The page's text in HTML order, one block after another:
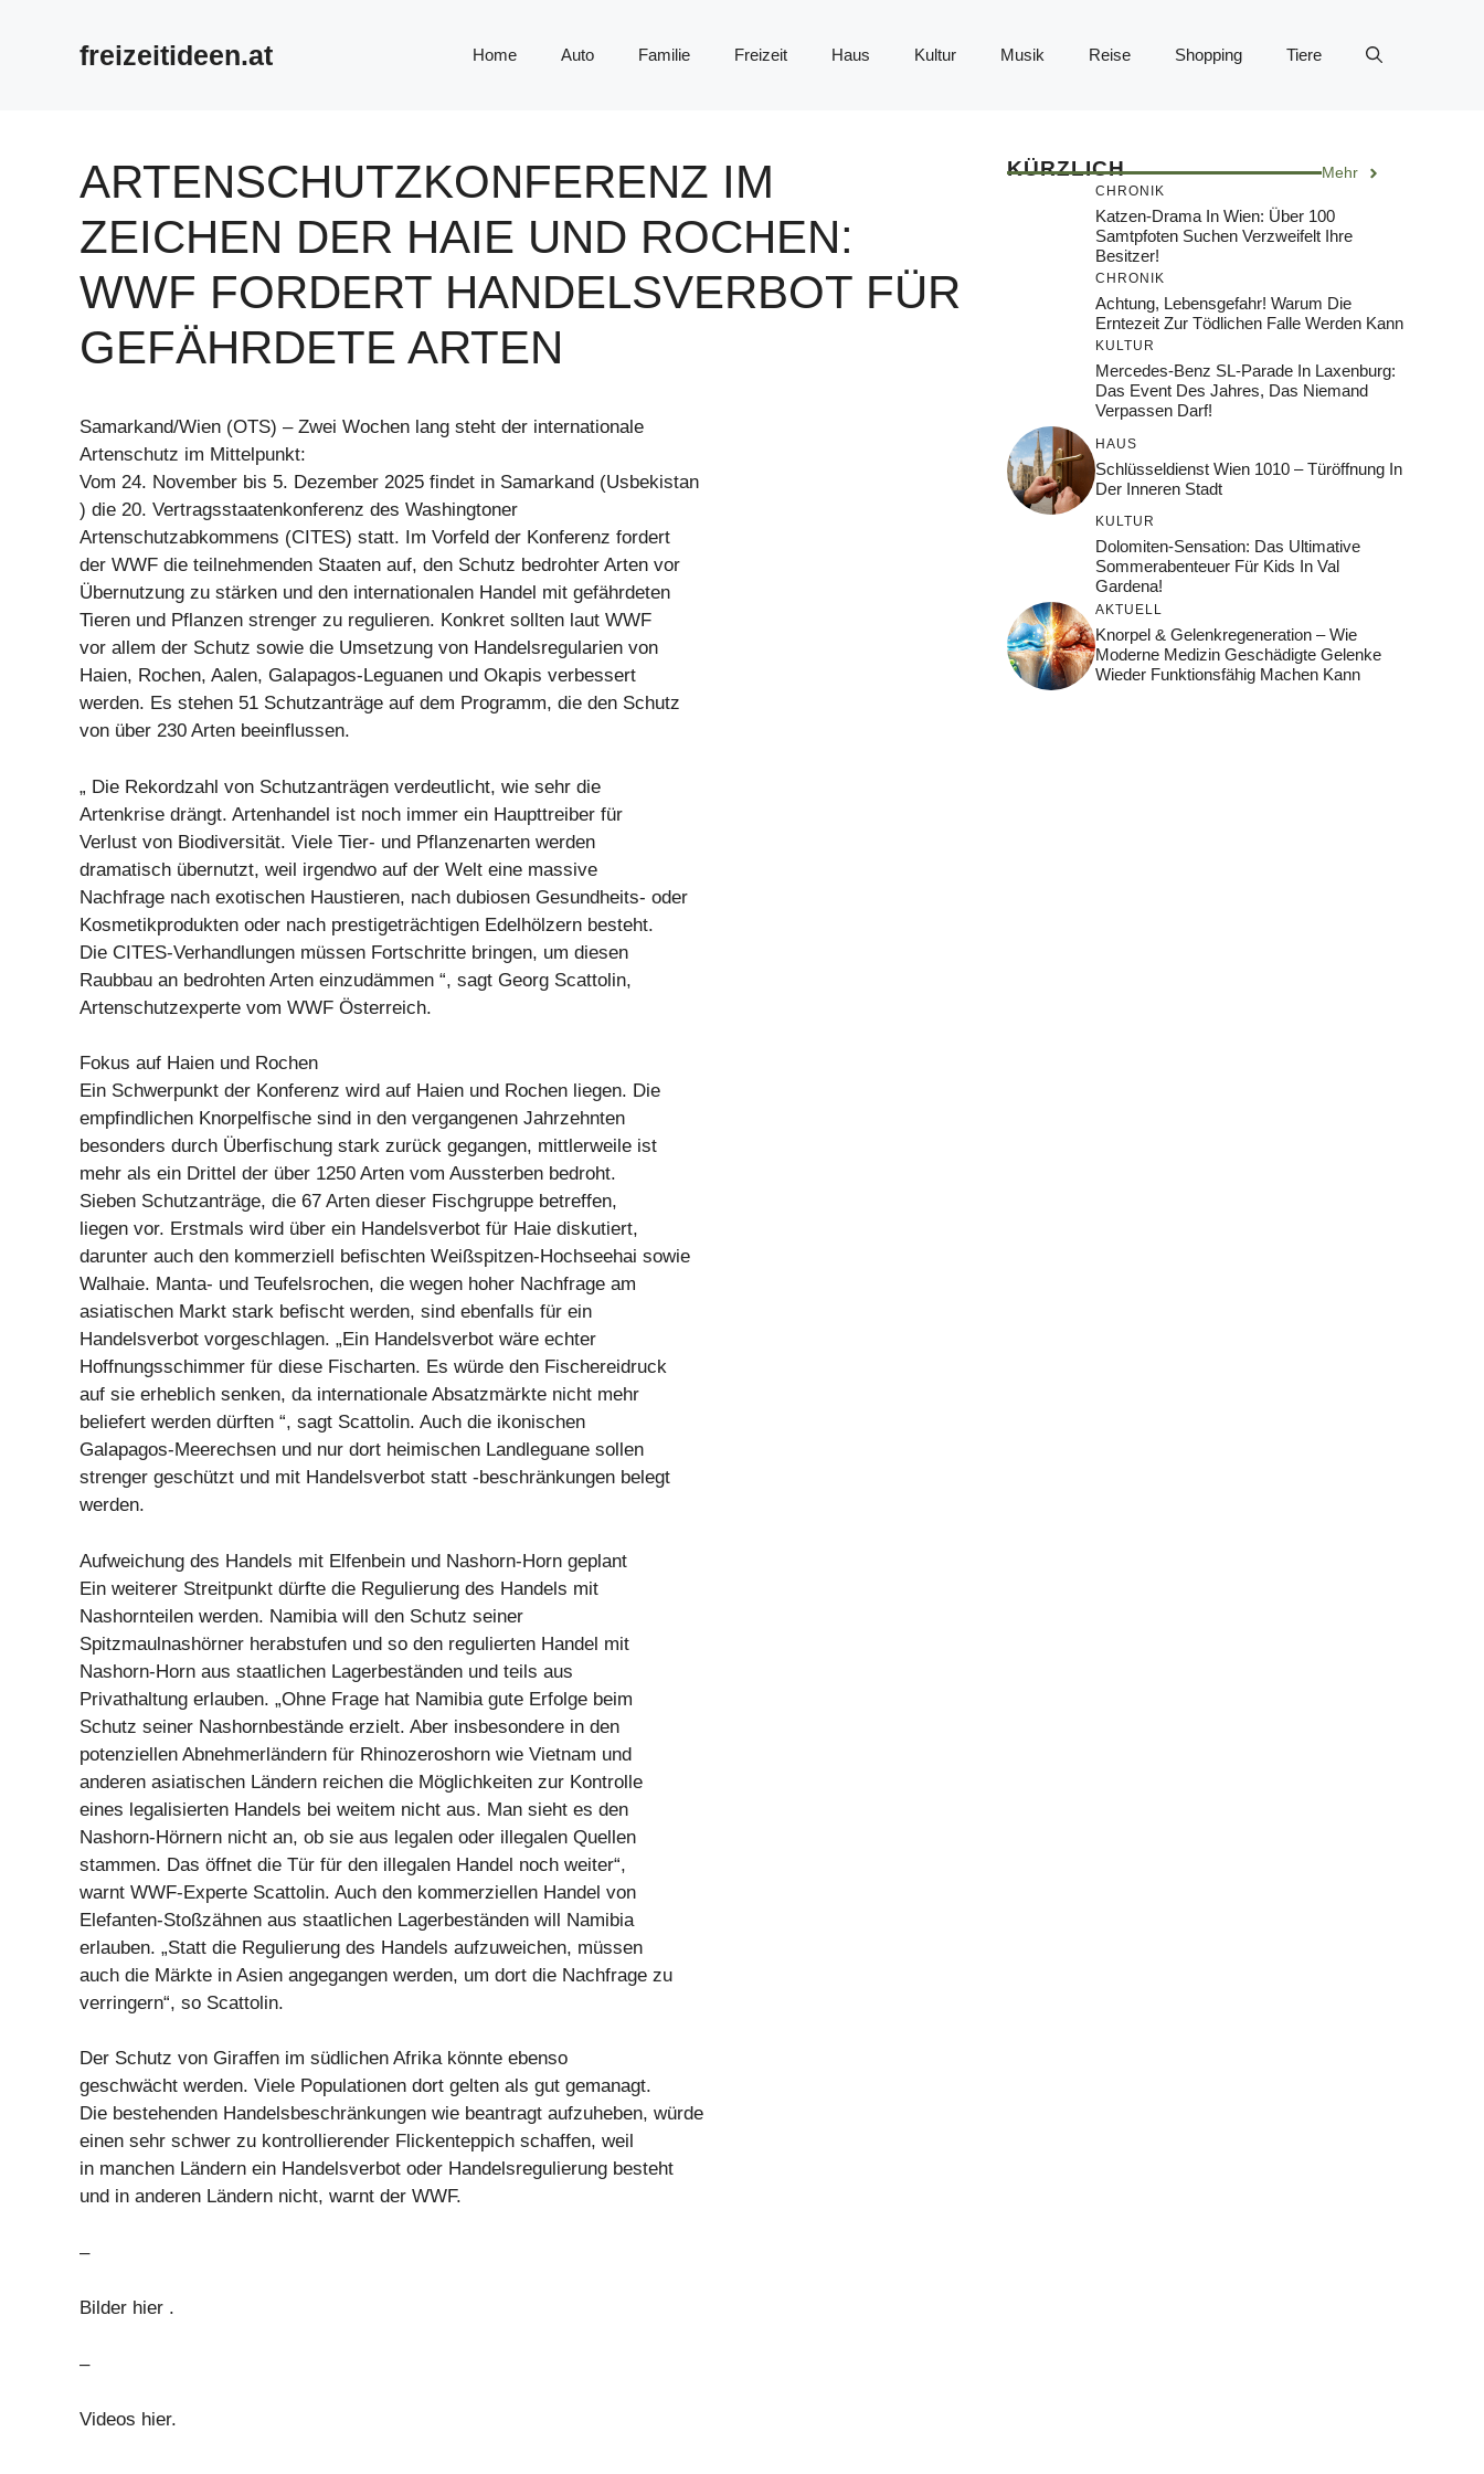
freizeitideen.at Home Auto Familie Freizeit Haus Kultur Musik Reise Shopping Tiere
ARTENSCHUTZKONFERENZ IM
ZEICHEN DER HAIE UND ROCHEN:
WWF FORDERT HANDELSVERBOT FÜR
GEFÄHRDETE ARTEN
Samarkand/Wien (OTS) – Zwei Wochen lang steht der internationale
Artenschutz im Mittelpunkt:
Vom 24. November bis 5. Dezember 2025 findet in Samarkand (Usbekistan
) die 20. Vertragsstaatenkonferenz des Washingtoner
Artenschutzabkommens (CITES) statt. Im Vorfeld der Konferenz fordert
der WWF die teilnehmenden Staaten auf, den Schutz bedrohter Arten vor
Übernutzung zu stärken und den internationalen Handel mit gefährdeten
Tieren und Pflanzen strenger zu regulieren. Konkret sollten laut WWF
vor allem der Schutz sowie die Umsetzung von Handelsregularien von
Haien, Rochen, Aalen, Galapagos-Leguanen und Okapis verbessert
werden. Es stehen 51 Schutzanträge auf dem Programm, die den Schutz
von über 230 Arten beeinflussen.
„ Die Rekordzahl von Schutzanträgen verdeutlicht, wie sehr die
Artenkrise drängt. Artenhandel ist noch immer ein Haupttreiber für
Verlust von Biodiversität. Viele Tier- und Pflanzenarten werden
dramatisch übernutzt, weil irgendwo auf der Welt eine massive
Nachfrage nach exotischen Haustieren, nach dubiosen Gesundheits- oder
Kosmetikprodukten oder nach prestigeträchtigen Edelhölzern besteht.
Die CITES-Verhandlungen müssen Fortschritte bringen, um diesen
Raubbau an bedrohten Arten einzudämmen “, sagt Georg Scattolin,
Artenschutzexperte vom WWF Österreich.
Fokus auf Haien und Rochen
Ein Schwerpunkt der Konferenz wird auf Haien und Rochen liegen. Die
empfindlichen Knorpelfische sind in den vergangenen Jahrzehnten
besonders durch Überfischung stark zurück gegangen, mittlerweile ist
mehr als ein Drittel der über 1250 Arten vom Aussterben bedroht.
Sieben Schutzanträge, die 67 Arten dieser Fischgruppe betreffen,
liegen vor. Erstmals wird über ein Handelsverbot für Haie diskutiert,
darunter auch den kommerziell befischten Weißspitzen-Hochseehai sowie
Walhaie. Manta- und Teufelsrochen, die wegen hoher Nachfrage am
asiatischen Markt stark befischt werden, sind ebenfalls für ein
Handelsverbot vorgeschlagen. „Ein Handelsverbot wäre echter
Hoffnungsschimmer für diese Fischarten. Es würde den Fischereidruck
auf sie erheblich senken, da internationale Absatzmärkte nicht mehr
beliefert werden dürften “, sagt Scattolin. Auch die ikonischen
Galapagos-Meerechsen und nur dort heimischen Landleguane sollen
strenger geschützt und mit Handelsverbot statt -beschränkungen belegt
werden.
Aufweichung des Handels mit Elfenbein und Nashorn-Horn geplant
Ein weiterer Streitpunkt dürfte die Regulierung des Handels mit
Nashornteilen werden. Namibia will den Schutz seiner
Spitzmaulnashörner herabstufen und so den regulierten Handel mit
Nashorn-Horn aus staatlichen Lagerbeständen und teils aus
Privathaltung erlauben. „Ohne Frage hat Namibia gute Erfolge beim
Schutz seiner Nashornbestände erzielt. Aber insbesondere in den
potenziellen Abnehmerländern für Rhinozeroshorn wie Vietnam und
anderen asiatischen Ländern reichen die Möglichkeiten zur Kontrolle
eines legalisierten Handels bei weitem nicht aus. Man sieht es den
Nashorn-Hörnern nicht an, ob sie aus legalen oder illegalen Quellen
stammen. Das öffnet die Tür für den illegalen Handel noch weiter“,
warnt WWF-Experte Scattolin. Auch den kommerziellen Handel von
Elefanten-Stoßzähnen aus staatlichen Lagerbeständen will Namibia
erlauben. „Statt die Regulierung des Handels aufzuweichen, müssen
auch die Märkte in Asien angegangen werden, um dort die Nachfrage zu
verringern“, so Scattolin.
Der Schutz von Giraffen im südlichen Afrika könnte ebenso
geschwächt werden. Viele Populationen dort gelten als gut gemanagt.
Die bestehenden Handelsbeschränkungen wie beantragt aufzuheben, würde
einen sehr schwer zu kontrollierender Flickenteppich schaffen, weil
in manchen Ländern ein Handelsverbot oder Handelsregulierung besteht
und in anderen Ländern nicht, warnt der WWF.
–
Bilder hier .
–
Videos hier.
KÜRZLICH Mehr
CHRONIK
Katzen-Drama In Wien: Über 100
Samtpfoten Suchen Verzweifelt Ihre
Besitzer!
CHRONIK
Achtung, Lebensgefahr! Warum Die
Erntezeit Zur Tödlichen Falle Werden Kann
KULTUR
Mercedes-Benz SL-Parade In Laxenburg:
Das Event Des Jahres, Das Niemand
Verpassen Darf!
HAUS
Schlüsseldienst Wien 1010 – Türöffnung In
Der Inneren Stadt
KULTUR
Dolomiten-Sensation: Das Ultimative
Sommerabenteuer Für Kids In Val
Gardena!
AKTUELL
Knorpel & Gelenkregeneration – Wie
Moderne Medizin Geschädigte Gelenke
Wieder Funktionsfähig Machen Kann